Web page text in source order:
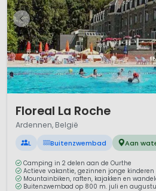
Floreal La Roche
Ardennen, België
L Buitenzwembad Aan
Camping in 2 delen aan de Ourthe
Actieve vakantie, gezinnen jonge kinderen
Mountainbiken, raften, kajakken en
Buitenzwembad op 800 m. juli en